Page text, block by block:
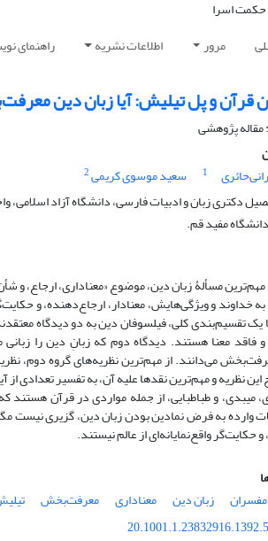
مرور اطلاعات نشریه راهنمای
قرآن و پل تیلیش: آیا زبان دین
مقاله پژوهشی
1 سعید موسوی کریمی2
دکتری زبان و ادبیات فارسی، دانشگاه آزاد اسلامی،
مفید قم.
مسألۀ زبان دین، موضوع «معناداری، ارجاع، و
خداوند و ویژگی‌هایش، معنادار، ارجاع‌دهنده، و
یک تقسیم‌بندی کلی، فیلسوفان دین به دو دیدگاه
فاقد معنا هستند. دیدگاه دوم که زبانِ دین را
می‌دانند. از مهم‌ترین نظریه‌های گروه دوم،
نظریه و مهم‌ترین نقدها علیه آن، به تفسیر تعدادی
میبدی، و طباطبایی، از جمله مواردی در قرآن هستند
وارده به فرض نمادین بودن زبان دین، گزیری نیست
و حکایت‌گر واقع‌نمایانه‌ای از عالم نیستند.
مفسران زبان دین معناداری معرفت‌بخش